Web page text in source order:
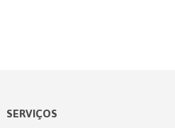
SERVIÇOS